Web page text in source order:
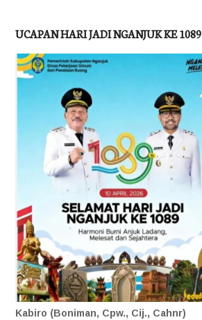
UCAPAN HARI JADI NGANJUK KE 1089
Kabiro (Boniman, Cpw., Cij., Cahnr)